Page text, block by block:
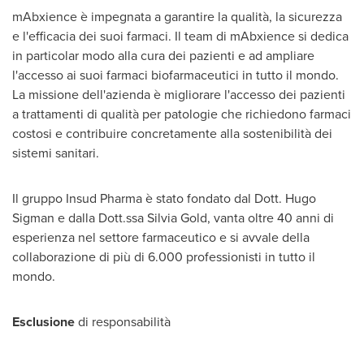
mAbxience è impegnata a garantire la qualità, la sicurezza
e l'efficacia dei suoi farmaci. Il team di mAbxience si dedica
in particolar modo alla cura dei pazienti e ad ampliare
l'accesso ai suoi farmaci biofarmaceutici in tutto il mondo.
La missione dell'azienda è migliorare l'accesso dei pazienti
a trattamenti di qualità per patologie che richiedono farmaci
costosi e contribuire concretamente alla sostenibilità dei
sistemi sanitari.
Il gruppo Insud Pharma è stato fondato dal Dott. Hugo
Sigman e dalla Dott.ssaSilvia Gold, vanta oltre 40 anni di
esperienza nel settore farmaceutico e si avvale della
collaborazione di più di 6.000 professionisti in tutto il
mondo.
Esclusionedi responsabilità